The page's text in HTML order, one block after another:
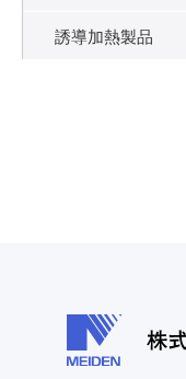
誘導加熱製品